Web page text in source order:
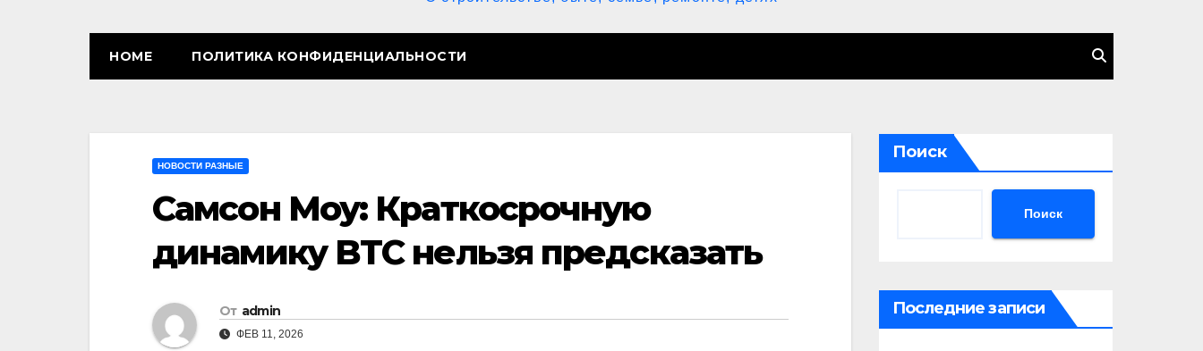
HOME ПОЛИТИКА КОНФИДЕНЦИАЛЬНОСТИ
НОВОСТИ РАЗНЫЕ
Самсон Моу: Краткосрочную
динамику BTC нельзя предсказать
От admin
ФЕВ 11, 2026
Поиск
Поиск
Последние записи